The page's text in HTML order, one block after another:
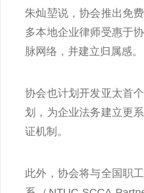
朱灿堃说，协会推出免
多本地企业律师受惠于
脉网络，并建立归属感。
协会也计划开发亚太首
划，为企业法务建立更
证机制。
此外，协会将与全国职